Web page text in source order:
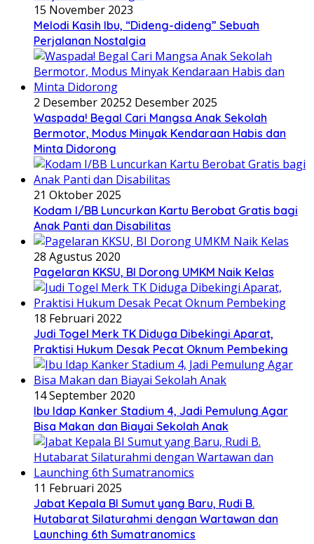
15 November 2023
Melodi Kasih Ibu, “Dideng-dideng” Sebuah
Perjalanan Nostalgia
2 Desember 20252 Desember 2025
Waspada! Begal Cari Mangsa Anak Sekolah
Bermotor, Modus Minyak Kendaraan Habis dan
Minta Didorong
21 Oktober 2025
Kodam I/BB Luncurkan Kartu Berobat Gratis bagi
Anak Panti dan Disabilitas
28 Agustus 2020
Pagelaran KKSU, BI Dorong UMKM Naik Kelas
18 Februari 2022
Judi Togel Merk TK Diduga Dibekingi Aparat,
Praktisi Hukum Desak Pecat Oknum Pembeking
14 September 2020
Ibu Idap Kanker Stadium 4, Jadi Pemulung Agar
Bisa Makan dan Biayai Sekolah Anak
11 Februari 2025
Jabat Kepala BI Sumut yang Baru, Rudi B.
Hutabarat Silaturahmi dengan Wartawan dan
Launching 6th Sumatranomics